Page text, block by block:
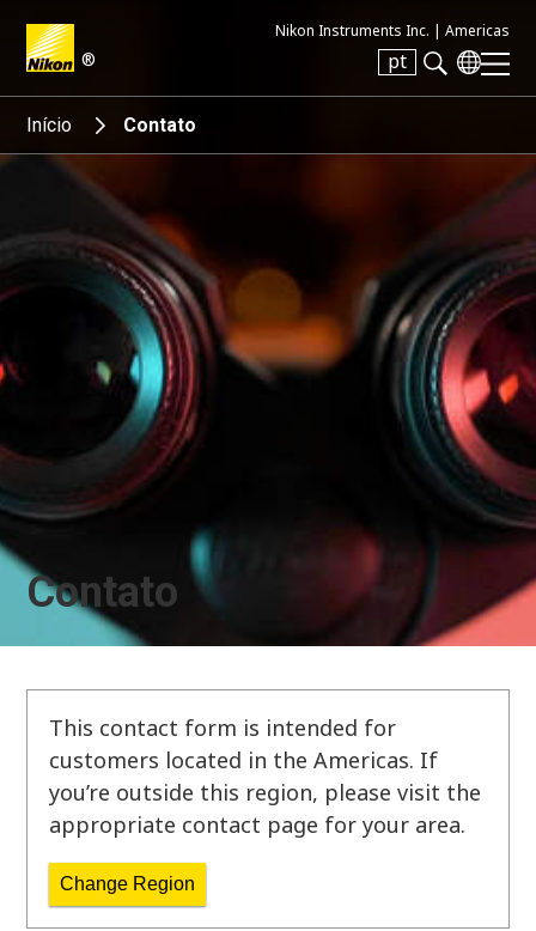
®
Nikon Instruments Inc. | Americas
pt
Search keyword(s)
Início Contato
Contato
This contact form is intended for
customers located in the Americas. If
you’re outside this region, please visit the
appropriate contact page for your area.
Change Region